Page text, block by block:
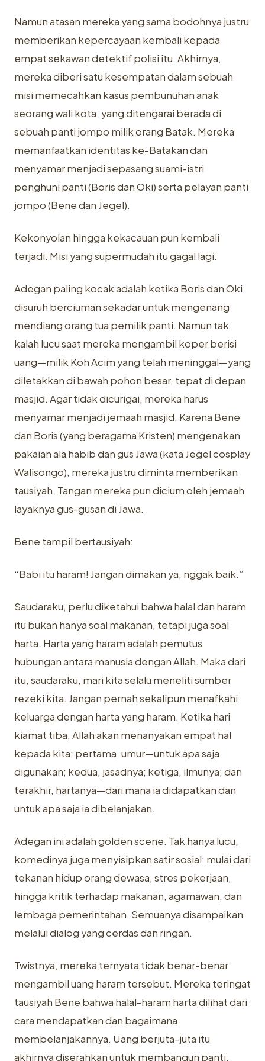
Namun atasan mereka yang sama bodohnya justru
memberikan kepercayaan kembali kepada
empat sekawan detektif polisi itu. Akhirnya,
mereka diberi satu kesempatan dalam sebuah
misi memecahkan kasus pembunuhan anak
seorang wali kota, yang ditengarai berada di
sebuah panti jompo milik orang Batak. Mereka
memanfaatkan identitas ke-Batakan dan
menyamar menjadi sepasang suami-istri
penghuni panti (Boris dan Oki) serta pelayan panti
jompo (Bene dan Jegel).
Kekonyolan hingga kekacauan pun kembali
terjadi. Misi yang supermudah itu gagal lagi.
Adegan paling kocak adalah ketika Boris dan Oki
disuruh berciuman sekadar untuk mengenang
mendiang orang tua pemilik panti. Namun tak
kalah lucu saat mereka mengambil koper berisi
uang—milik Koh Acim yang telah meninggal—yang
diletakkan di bawah pohon besar, tepat di depan
masjid. Agar tidak dicurigai, mereka harus
menyamar menjadi jemaah masjid. Karena Bene
dan Boris (yang beragama Kristen) mengenakan
pakaian ala habib dan gus Jawa (kata Jegel cosplay
Walisongo), mereka justru diminta memberikan
tausiyah. Tangan mereka pun dicium oleh jemaah
layaknya gus-gusan di Jawa.
Bene tampil bertausiyah:
“Babi itu haram! Jangan dimakan ya, nggak baik.”
Saudaraku, perlu diketahui bahwa halal dan haram
itu bukan hanya soal makanan, tetapi juga soal
harta. Harta yang haram adalah pemutus
hubungan antara manusia dengan Allah. Maka dari
itu, saudaraku, mari kita selalu meneliti sumber
rezeki kita. Jangan pernah sekalipun menafkahi
keluarga dengan harta yang haram. Ketika hari
kiamat tiba, Allah akan menanyakan empat hal
kepada kita: pertama, umur—untuk apa saja
digunakan; kedua, jasadnya; ketiga, ilmunya; dan
terakhir, hartanya—dari mana ia didapatkan dan
untuk apa saja ia dibelanjakan.
Adegan ini adalah golden scene. Tak hanya lucu,
komedinya juga menyisipkan satir sosial: mulai dari
tekanan hidup orang dewasa, stres pekerjaan,
hingga kritik terhadap makanan, agamawan, dan
lembaga pemerintahan. Semuanya disampaikan
melalui dialog yang cerdas dan ringan.
Twistnya, mereka ternyata tidak benar-benar
mengambil uang haram tersebut. Mereka teringat
tausiyah Bene bahwa halal-haram harta dilihat dari
cara mendapatkan dan bagaimana
membelanjakannya. Uang berjuta-juta itu
akhirnya diserahkan untuk membangun panti,